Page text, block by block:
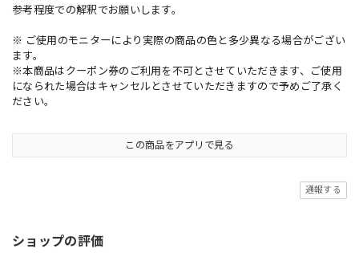
参考程度での解釈でお願いします。
※ ご使用のモニターにより実際の商品の色と多少異なる場合がござい
ます。
※本商品はクーポン券のご利用を不可とさせていただきます、ご使用
になられた場合はキャンセルとさせていただきますので予めご了承く
ださい。
この商品をアプリで見る
通報する
ショップの評価